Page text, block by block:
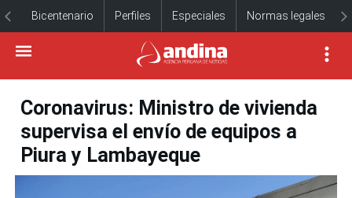
Bicentenario Perfiles Especiales Normas legales
Coronavirus: Ministro de vivienda
supervisa el envío de equipos a
Piura y Lambayeque